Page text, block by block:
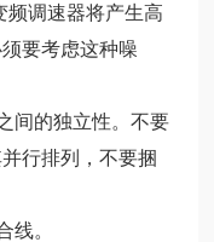
频调速器将产生高
要考虑这种噪
间的独立性。不要
行排列，不要捆
线。